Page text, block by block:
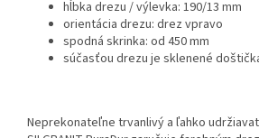
hĺbka drezu / výlevka: 190/13 mm
orientácia drezu: drez vpravo
spodná skrinka: od 450 mm
súčasťou drezu je sklenené
Neprekonateľne trvanlivý a ľahko